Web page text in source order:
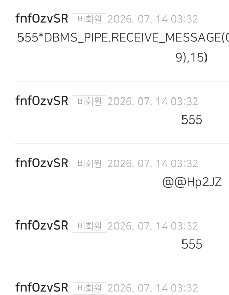
fnfOzvSR 2026. 07. 14 03:32
9),15)
fnfOzvSR 2026. 07. 14 03:32
555
fnfOzvSR 2026. 07. 14 03:32
@@Hp2JZ
fnfOzvSR 2026. 07. 14 03:32
555
fnfOzvSR 2026. 07. 14 03:32